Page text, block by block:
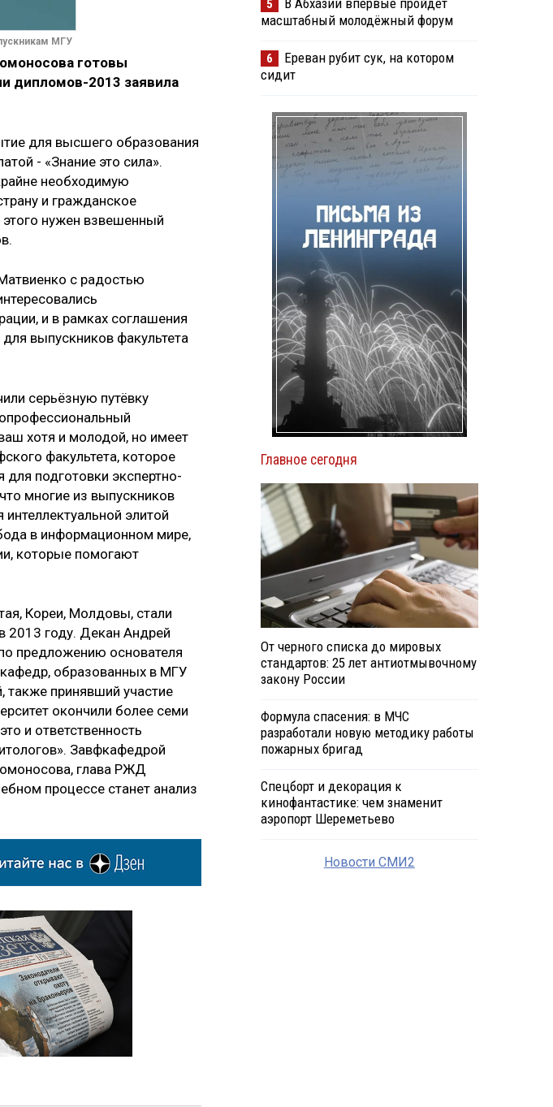
МГУ
готовы
дипломов-2013 заявила
для высшего образования
- «Знание это сила».
необходимую
и гражданское
нужен взвешенный
с радостью
и в рамках соглашения
выпускников факультета
серьёзную путёвку
хотя и молодой, но имеет
факультета, которое
для подготовки экспертно-
многие из выпускников
элитой
в информационном мире,
которые помогают
Кореи, Молдовы, стали
2013 году. Декан Андрей
предложению основателя
образованных в МГУ
также принявший участие
окончили более семи
и ответственность
Завфкафедрой
глава РЖД
процессе станет анализ
5
В Абхазии впервые пройдёт
масштабный молодёжный форум
6
Ереван рубит сук, на котором
сидит
Главное сегодня
От черного списка до мировых
стандартов: 25 лет антиотмывочному
закону России
Формула спасения: в МЧС
разработали новую методику работы
пожарных бригад
Спецборт и декорация к
кинофантастике: чем знаменит
аэропорт Шереметьево
Новости СМИ2